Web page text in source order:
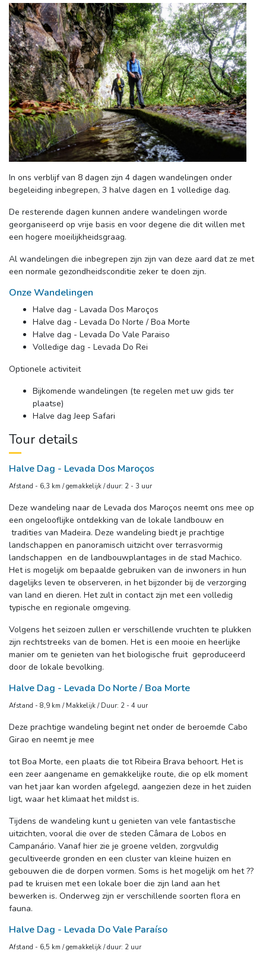
In ons verblijf van 8 dagen zijn 4 dagen wandelingen onder
begeleiding inbegrepen, 3 halve dagen en 1 volledige dag.
De resterende dagen kunnen andere wandelingen worde
georganiseerd op vrije basis en voor degene die dit willen met
een hogere moeilijkheidsgraag.
Al wandelingen die inbegrepen zijn zijn van deze aard dat ze met
een normale gezondheidsconditie zeker te doen zijn.
Onze Wandelingen
Halve dag - Lavada Dos Maroços
Halve dag - Levada Do Norte / Boa Morte
Halve dag - Levada Do Vale Paraiso
Volledige dag - Levada Do Rei
Optionele activiteit
Bijkomende wandelingen (te regelen met uw gids ter
plaatse)
Halve dag Jeep Safari
Tour details
Halve Dag - Levada Dos Maroços
Afstand - 6,3 km / gemakkelijk / duur: 2 - 3 uur
Deze wandeling naar de Levada dos Maroços neemt ons mee op
een ongelooflijke ontdekking van de lokale landbouw en
tradities van Madeira. Deze wandeling biedt je prachtige
landschappen en panoramisch uitzicht over terrasvormig
landschappen en de landbouwplantages in de stad Machico.
Het is mogelijk om bepaalde gebruiken van de inwoners in hun
dagelijks leven te observeren, in het bijzonder bij de verzorging
van land en dieren. Het zult in contact zijn met een volledig
typische en regionale omgeving.
Volgens het seizoen zullen er verschillende vruchten te plukken
zijn rechtstreeks van de bomen. Het is een mooie en heerlijke
manier om te genieten van het biologische fruit geproduceerd
door de lokale bevolking.
Halve Dag - Levada Do Norte / Boa Morte
Afstand - 8,9 km / Makkelijk / Duur: 2 - 4 uur
Deze prachtige wandeling begint net onder de beroemde Cabo
Girao en neemt je mee
tot Boa Morte, een plaats die tot Ribeira Brava behoort. Het is
een zeer aangename en gemakkelijke route, die op elk moment
van het jaar kan worden afgelegd, aangezien deze in het zuiden
ligt, waar het klimaat het mildst is.
Tijdens de wandeling kunt u genieten van vele fantastische
uitzichten, vooral die over de steden Câmara de Lobos en
Campanário. Vanaf hier zie je groene velden, zorgvuldig
gecultiveerde gronden en een cluster van kleine huizen en
gebouwen die de dorpen vormen. Soms is het mogelijk om het ??
pad te kruisen met een lokale boer die zijn land aan het
bewerken is. Onderweg zijn er verschillende soorten flora en
fauna.
Halve Dag - Levada Do Vale Paraíso
Afstand - 6,5 km / gemakkelijk / duur: 2 uur